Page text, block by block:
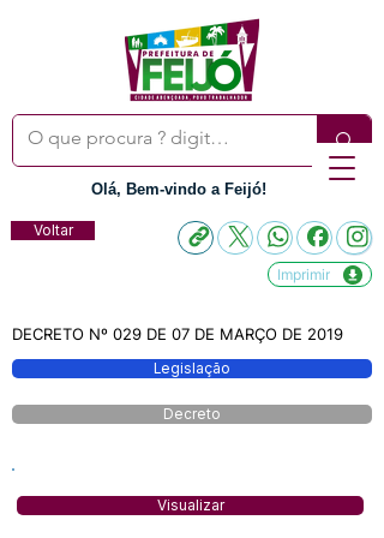
Olá, Bem-vindo a Feijó!
Voltar
Imprimir
DECRETO Nº 029 DE 07 DE MARÇO DE 2019
Legislação
Decreto
Visualizar